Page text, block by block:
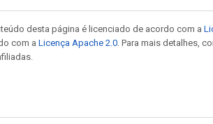
desta página é licenciado de acordo com a
com a Licença Apache 2.0 . Para mais detalhes,